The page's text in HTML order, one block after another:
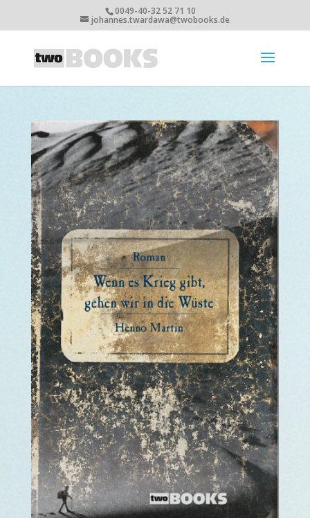
0049-40-32 52 71 10
johannes.twardawa@twobooks.de